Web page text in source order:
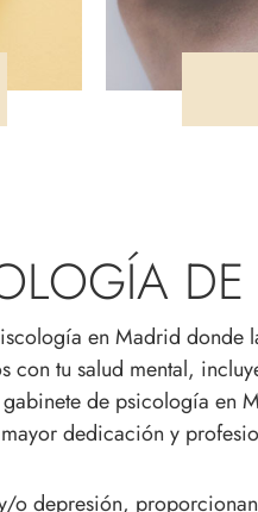
DE
en Madrid
tu salud mental,
de psicología en
dedicación y
depresión,